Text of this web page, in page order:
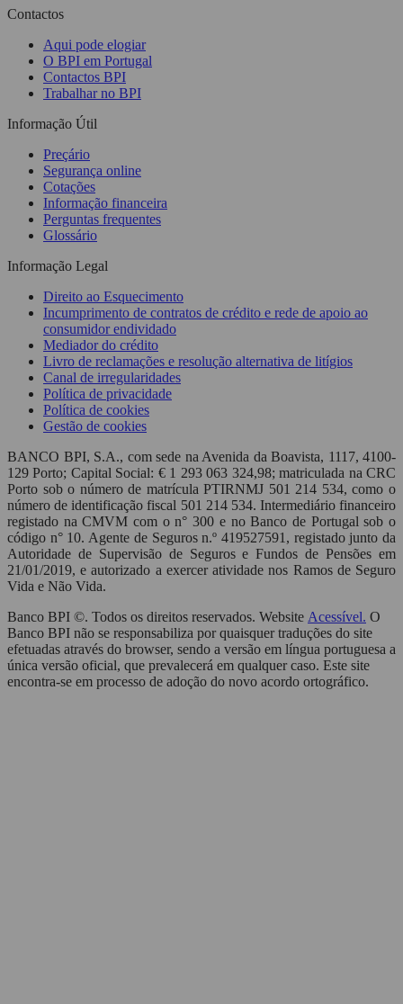
Contactos
Aqui pode elogiar
O BPI em Portugal
Contactos BPI
Trabalhar no BPI
Informação Útil
Preçário
Segurança online
Cotações
Informação financeira
Perguntas frequentes
Glossário
Informação Legal
Direito ao Esquecimento
Incumprimento de contratos de crédito e rede de apoio ao
consumidor endividado
Mediador do crédito
Livro de reclamações e resolução alternativa de litígios
Canal de irregularidades
Política de privacidade
Política de cookies
Gestão de cookies
BANCO BPI, S.A., com sede na Avenida da Boavista, 1117, 4100-
129 Porto; Capital Social: € 1 293 063 324,98; matriculada na CRC
Porto sob o número de matrícula PTIRNMJ 501 214 534, como o
número de identificação fiscal 501 214 534. Intermediário financeiro
registado na CMVM com o n° 300 e no Banco de Portugal sob o
código n° 10. Agente de Seguros n.º 419527591, registado junto da
Autoridade de Supervisão de Seguros e Fundos de Pensões em
21/01/2019, e autorizado a exercer atividade nos Ramos de Seguro
Vida e Não Vida.
Banco BPI ©. Todos os direitos reservados. Website Acessível. O
Banco BPI não se responsabiliza por quaisquer traduções do site
efetuadas através do browser, sendo a versão em língua portuguesa a
única versão oficial, que prevalecerá em qualquer caso. Este site
encontra-se em processo de adoção do novo acordo ortográfico.